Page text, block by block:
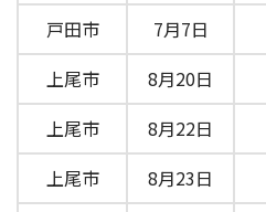
戸田市
7月7日
上尾市
8月20日
上尾市
8月22日
上尾市
8月23日